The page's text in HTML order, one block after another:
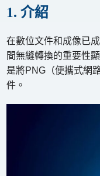
1. 介紹
在數位文件和成像已
間無縫轉換的重要性
是將PNG（便攜式網
件。